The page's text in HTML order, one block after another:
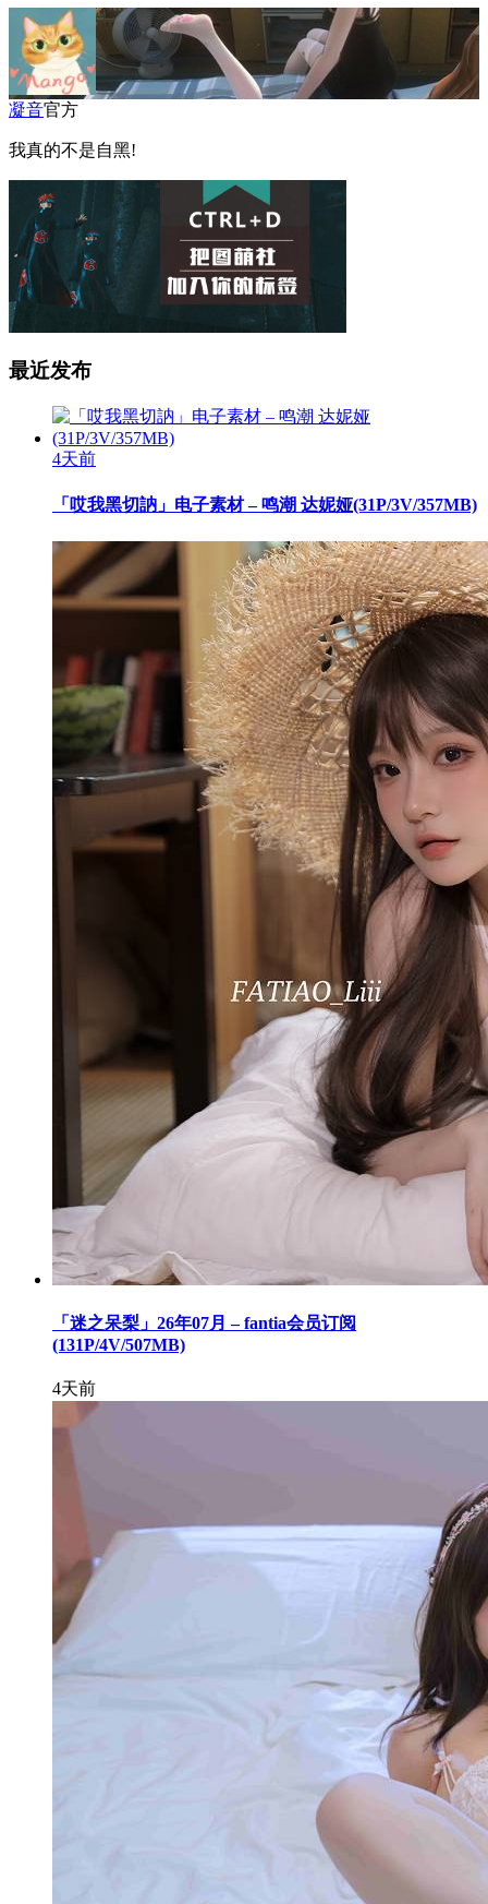
凝音官方
我真的不是自黑!
最近发布
4天前
「哎我黑切訥」电子素材 – 鸣潮 达妮娅(31P/3V/357MB)
「迷之呆梨」26年07月 – fantia会员订阅
(131P/4V/507MB)
4天前